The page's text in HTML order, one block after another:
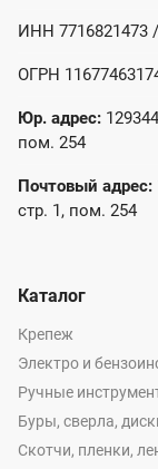
ИНН 7716821473
ОГРН
Юр. адрес:
пом. 254
Почтовый адрес:
стр. 1, пом. 254
Каталог
Крепеж
Электро и
Ручные
Буры, сверла,
Скотчи, пленки,